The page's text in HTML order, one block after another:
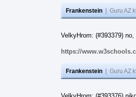
Frankenstein Guru AZ
VelkyHrom: (#393379)
https://
Frankenstein Guru AZ